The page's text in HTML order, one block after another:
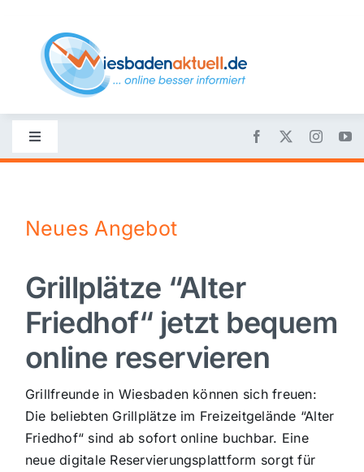
content
Toggle
Navigation
Nachrichten
Politik
Wirtschaft
Sport
Kultur
Neues Angebot
Grillplätze “Alter
Friedhof“ jetzt bequem
online reservieren
Grillfreunde in Wiesbaden können sich freuen:
Die beliebten Grillplätze im Freizeitgelände “Alter
Friedhof“ sind ab sofort online buchbar. Eine
neue digitale Reservierungsplattform sorgt für